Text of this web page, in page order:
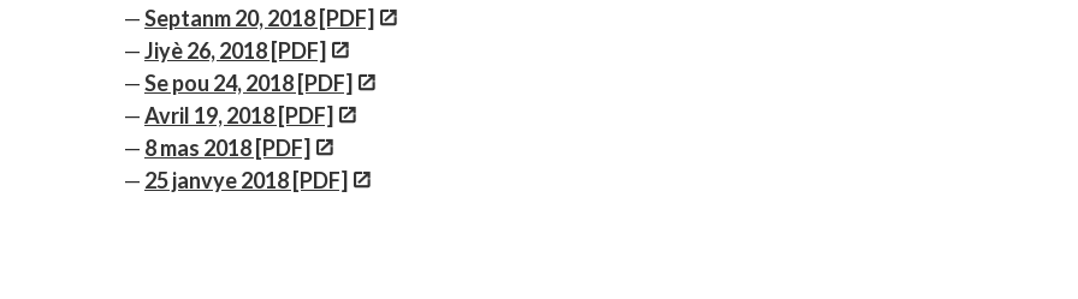
Septanm 20, 2018 [PDF]
Jiyè 26, 2018 [PDF]
Se pou 24, 2018 [PDF]
Avril 19, 2018 [PDF]
8 mas 2018 [PDF]
25 janvye 2018 [PDF]